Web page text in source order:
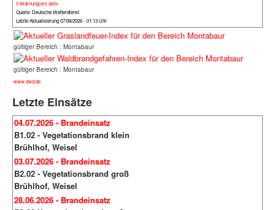
0 Warnung(en) aktiv
Quelle: Deutsche Wetterdienst
Letzte Aktualisierung 07/08/2026 - 01:13 Uhr
gültiger Bereich : Montabaur
gültiger Bereich : Montabaur
www.dwd.de
Letzte Einsätze
04.07.2026 - Brandeinsatz
B1.02 - Vegetationsbrand klein
Brühlhof, Weisel
03.07.2026 - Brandeinsatz
B2.02 - Vegetationsbrand groß
Brühlhof, Weisel
28.06.2026 - Brandeinsatz